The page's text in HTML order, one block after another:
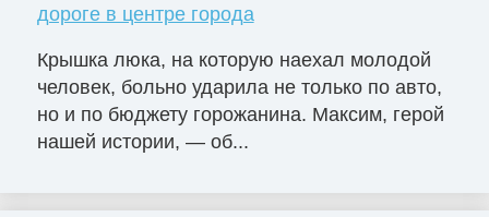
дороге в центре города
Крышка люка, на которую наехал молодой
человек, больно ударила не только по авто,
но и по бюджету горожанина. Максим, герой
нашей истории, — об...